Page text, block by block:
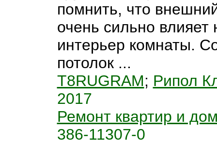
помнить, что
очень сильно влияет
интерьер комнаты.
потолок ...
T8RUGRAM; Рипол
2017
Ремонт квартир и
386-11307-0